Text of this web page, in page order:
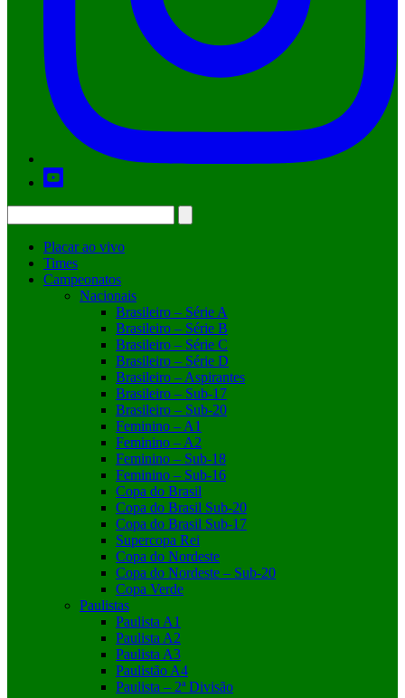
Placar ao vivo
Times
Campeonatos
Nacionais
Brasileiro – Série A
Brasileiro – Série B
Brasileiro – Série C
Brasileiro – Série D
Brasileiro – Aspirantes
Brasileiro – Sub-17
Brasileiro – Sub-20
Feminino – A1
Feminino – A2
Feminino – Sub-18
Feminino – Sub-16
Copa do Brasil
Copa do Brasil Sub-20
Copa do Brasil Sub-17
Supercopa Rei
Copa do Nordeste
Copa do Nordeste – Sub-20
Copa Verde
Paulistas
Paulista A1
Paulista A2
Paulista A3
Paulistão A4
Paulista – 2ª Divisão